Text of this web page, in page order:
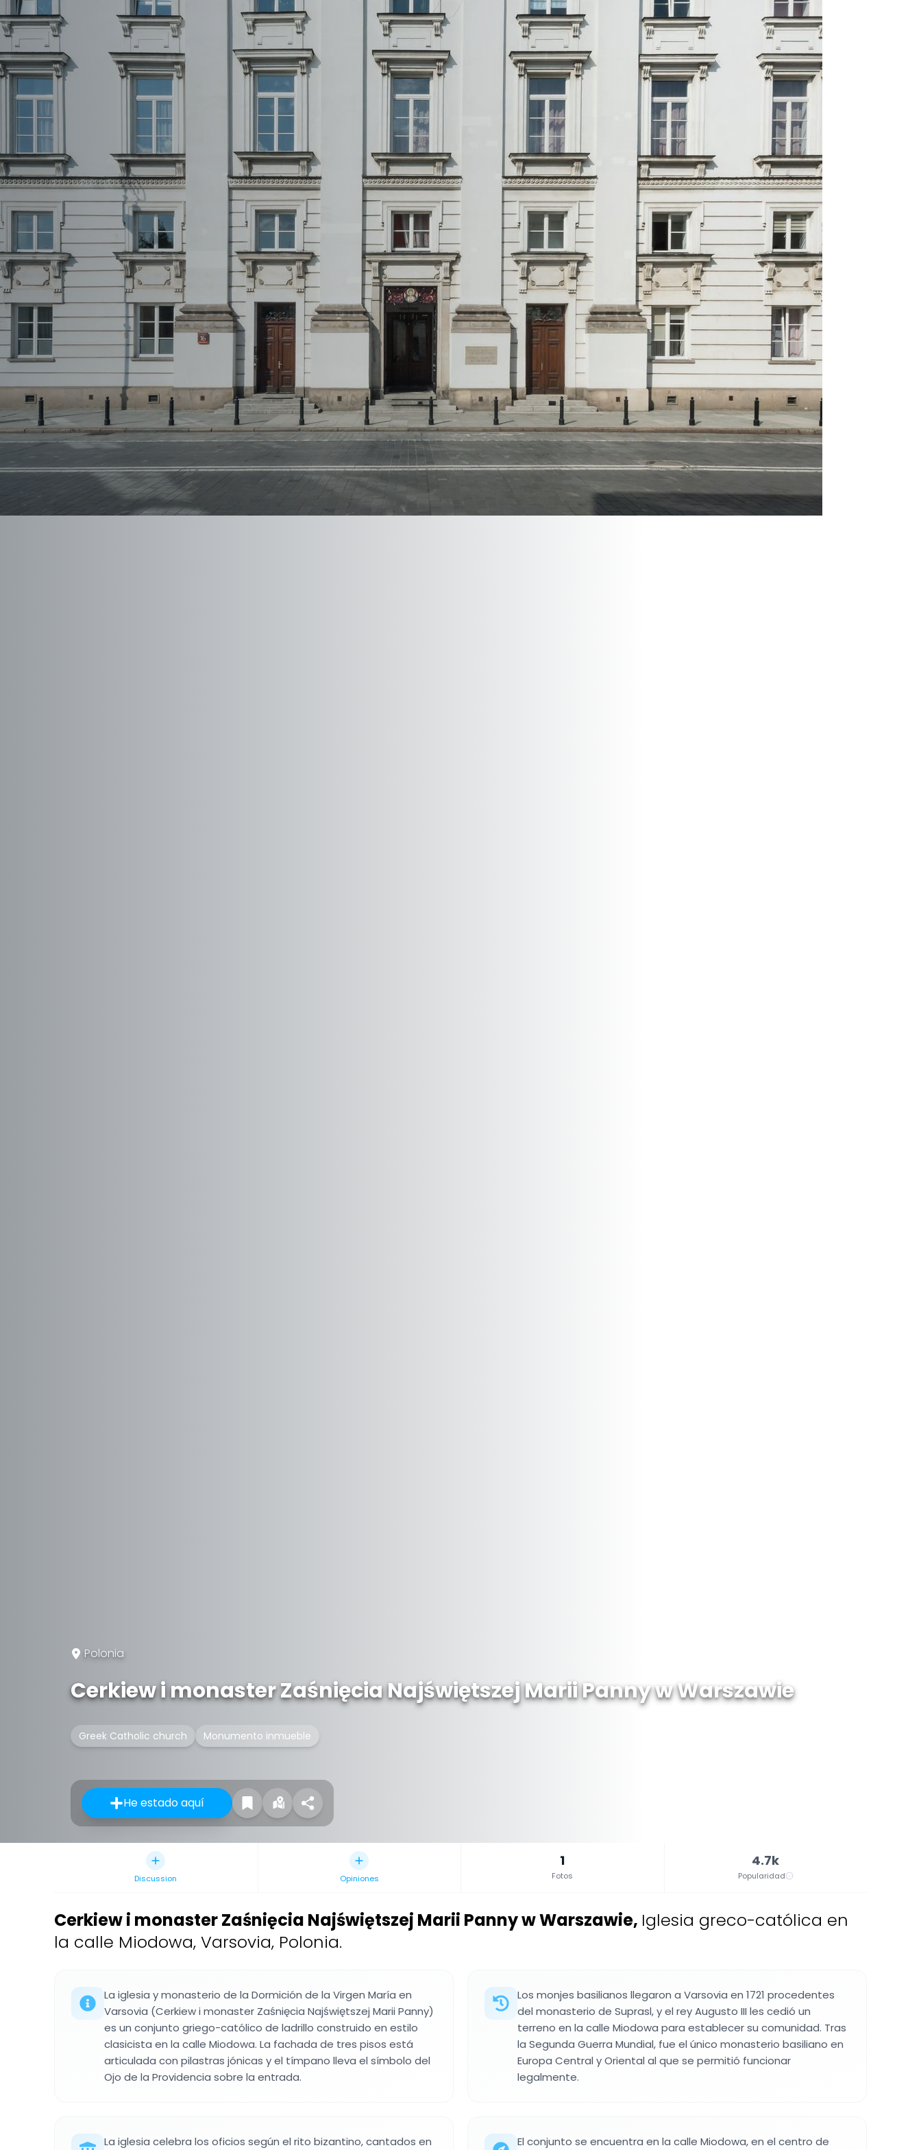
Polonia
Cerkiew i monaster Zaśnięcia Najświętszej Marii Panny w Warszawie
Greek Catholic church Monumento inmueble
He estado aquí
Discussion Opiniones
1
Fotos
4.7k
Popularidad
Cerkiew i monaster Zaśnięcia Najświętszej Marii Panny w Warszawie, Iglesia greco-católica en
la calle Miodowa, Varsovia, Polonia.
La iglesia y monasterio de la Dormición de la Virgen María en
Varsovia (Cerkiew i monaster Zaśnięcia Najświętszej Marii Panny)
es un conjunto griego-católico de ladrillo construido en estilo
clasicista en la calle Miodowa. La fachada de tres pisos está
articulada con pilastras jónicas y el tímpano lleva el símbolo del
Ojo de la Providencia sobre la entrada.
Los monjes basilianos llegaron a Varsovia en 1721 procedentes
del monasterio de Suprasl, y el rey Augusto III les cedió un
terreno en la calle Miodowa para establecer su comunidad. Tras
la Segunda Guerra Mundial, fue el único monasterio basiliano en
Europa Central y Oriental al que se permitió funcionar
legalmente.
La iglesia celebra los oficios según el rito bizantino, cantados en El conjunto se encuentra en la calle Miodowa, en el centro de